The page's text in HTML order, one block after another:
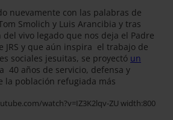
nuevamente con las palabras de
Smolich y Luis Arancibia y tras
vivo legado que nos deja el Padre
JRS y que aún inspira el trabajo de
sociales jesuitas, se proyectó un
a 40 años de servicio, defensa y
la población refugiada más
watch?v=IZ3K2lqv-ZU width:800